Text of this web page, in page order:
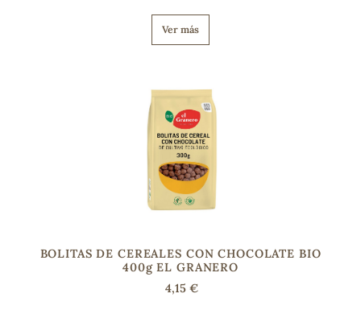
Ver más
BOLITAS DE CEREALES CON CHOCOLATE BIO
400g EL GRANERO
4,15 €